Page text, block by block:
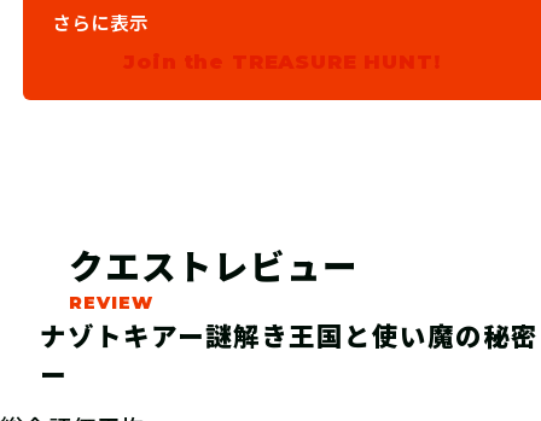
12歳以上
さらに表示
Join the TREASURE HUNT!
クエストレビュー
ナゾトキアー謎解き王国と使い魔の秘密
ー